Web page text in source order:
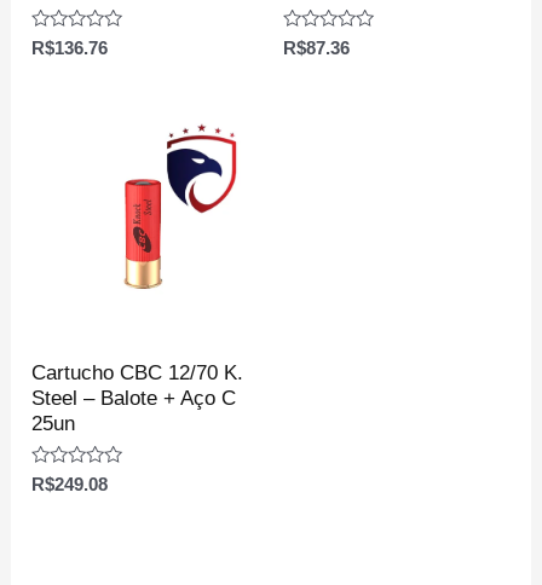
Avaliação
R$136.76
Avaliação
R$87.36
Cartucho CBC 12/70 K.
Steel – Balote + Aço C
25un
Avaliação
R$249.08